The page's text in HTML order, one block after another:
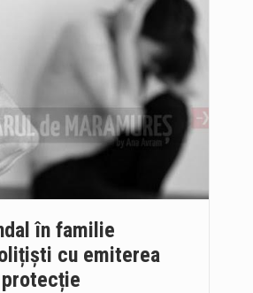
extreme,…
multiple,…
aplicațiile…
de 80 de…
în familie
cu emiterea